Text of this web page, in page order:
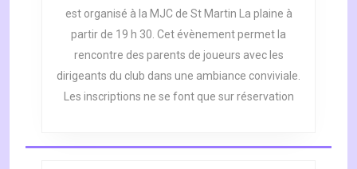
est organisé à la MJC de St Martin La plaine à
partir de 19 h 30. Cet évènement permet la
rencontre des parents de joueurs avec les
dirigeants du club dans une ambiance conviviale.
Les inscriptions ne se font que sur réservation